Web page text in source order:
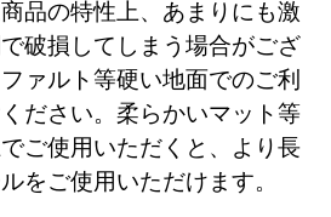
品の特性上、あまりにも激
破損してしまう場合がござ
ァルト等硬い地面でのご利
ださい。柔らかいマット等
ご使用いただくと、より長
をご使用いただけます。